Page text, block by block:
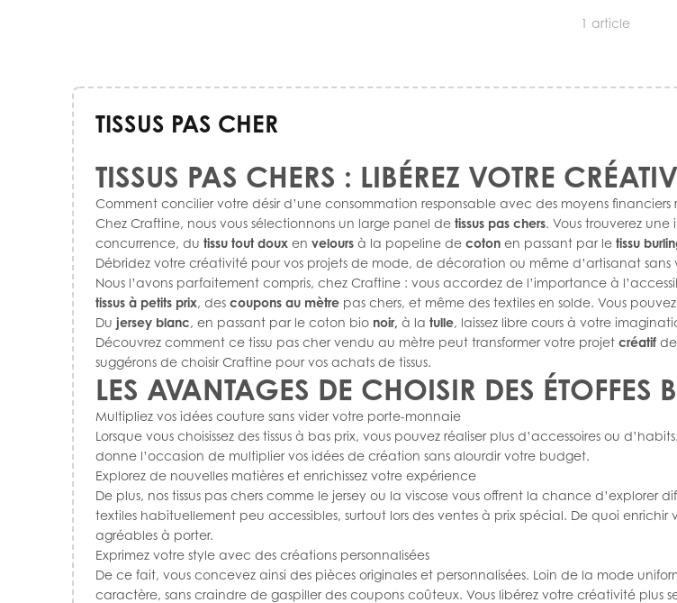
1 article
TISSUS PAS CHER
TISSUS PAS CHERS : LIBÉREZ VOTRE
Comment concilier votre désir d’une consommation responsable avec des moyens financiers
Chez Craftine, nous vous sélectionnons un large panel de tissus pas chers. Vous trouverez
concurrence, du tissu tout doux en velours à la popeline de coton en passant par le tissu
Débridez votre créativité pour vos projets de mode, de décoration ou même d’artisanat
Nous l’avons parfaitement compris, chez Craftine : vous accordez de l’importance à
tissus à petits prix, des coupons au mètre pas chers, et même des textiles en solde. Vous
Du jersey blanc, en passant par le coton bio noir, à la tulle, laissez libre cours à votre
Découvrez comment ce tissu pas cher vendu au mètre peut transformer votre projet créatif
suggérons de choisir Craftine pour vos achats de tissus.
LES AVANTAGES DE CHOISIR DES
Multipliez vos idées couture sans vider votre porte-monnaie
Lorsque vous choisissez des tissus à bas prix, vous pouvez réaliser plus d’accessoires ou
donne l’occasion de multiplier vos idées de création sans alourdir votre budget.
Explorez de nouvelles matières et enrichissez votre expérience
De plus, nos tissus pas chers comme le jersey ou la viscose vous offrent la chance d’explorer
textiles habituellement peu accessibles, surtout lors des ventes à prix spécial. De quoi
agréables à porter.
Exprimez votre style avec des créations personnalisées
De ce fait, vous concevez ainsi des pièces originales et personnalisées. Loin de la mode
caractère, sans craindre de gaspiller des coupons coûteux. Vous libérez votre créativité plus